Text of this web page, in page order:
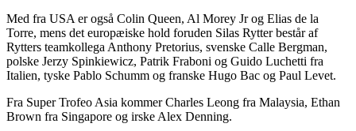
Med fra USA er også Colin Queen, Al Morey Jr og Elias de la
Torre, mens det europæiske hold foruden Silas Rytter består af
Rytters teamkollega Anthony Pretorius, svenske Calle Bergman,
polske Jerzy Spinkiewicz, Patrik Fraboni og Guido Luchetti fra
Italien, tyske Pablo Schumm og franske Hugo Bac og Paul Levet.
Fra Super Trofeo Asia kommer Charles Leong fra Malaysia, Ethan
Brown fra Singapore og irske Alex Denning.